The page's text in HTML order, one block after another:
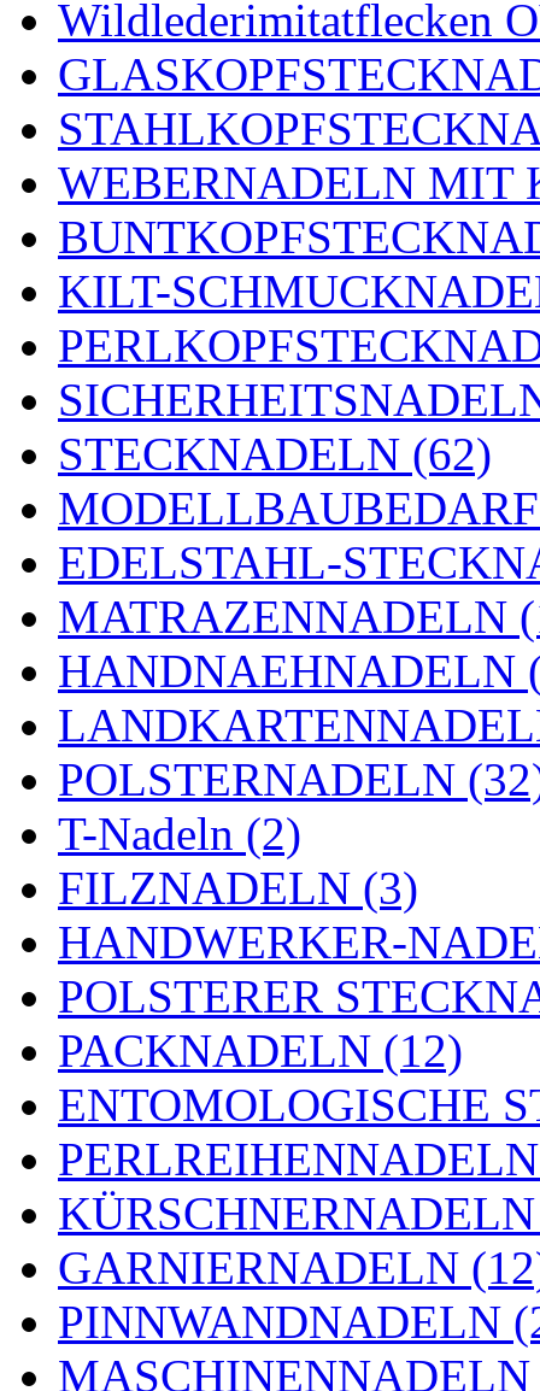
Wildlederimitatflecken
WEBERNADELN MIT
KILT-
STECKNADELN (62)
EDELSTAHL-
MATRAZENNADELN
HANDNAEHNADELN
POLSTERNADELN
T-Nadeln (2)
FILZNADELN (3)
HANDWERKER-
POLSTERER
PACKNADELN (12)
ENTOMOLOGISCHE
GARNIERNADELN
PINNWANDNADELN
MASCHINENNADELN